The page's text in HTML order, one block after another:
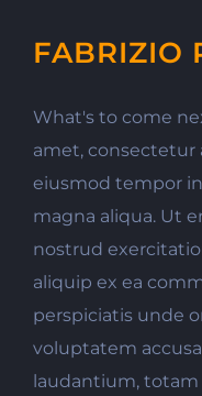
FABRIZIO
What's to come
amet, consectetur
eiusmod tempor
magna aliqua. Ut
nostrud
aliquip ex ea
perspiciatis unde
voluptatem
laudantium, totam